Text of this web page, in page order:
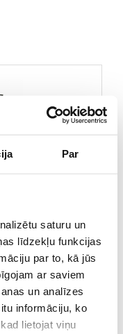
Par
saturu un
līdzekļu funkcijas
par to, kā jūs
ar saviem
un analīzes
informāciju, ko
lietojat viņu
6.4 kW – Noma